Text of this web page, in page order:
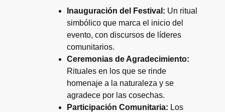
Inauguración del Festival: Un ritual
simbólico que marca el inicio del
evento, con discursos de líderes
comunitarios.
Ceremonias de Agradecimiento:
Rituales en los que se rinde
homenaje a la naturaleza y se
agradece por las cosechas.
Participación Comunitaria: Los